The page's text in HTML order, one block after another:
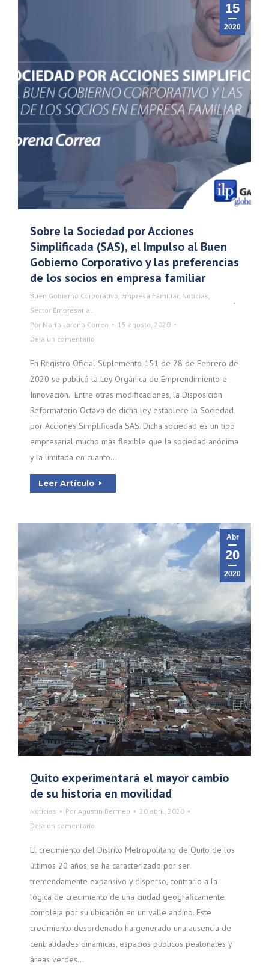
15
2020
Sobre la Sociedad por Acciones
Simplificada (SAS), el Impulso al Buen
Gobierno Corporativo y las preferencias
de los socios en empresa familiar
Buen Gobierno Corporativo, Empresa Familiar, Noticias,
Sector Empresarial
Por María Lorena Correa
15 agosto, 2020
Deja un comentario
En Registro Oficial Suplemento 151 de 28 de Febrero de
2020 se publicó la Ley Orgánica de Emprendimiento e
Innovación. Entre otras modificaciones, la Disposición
Reformatorio Octava de dicha ley establece la Sociedad
por Acciones Simplificada SAS. Dicha sociedad es un tipo
empresarial mucho más flexible que la sociedad anónima
y la limitada en cuanto…
Leer Artículo
Abr
20
2020
Quito experimentará el mayor cambio
de su historia en movilidad
Noticias Por Agustin Bermeo
20 abril, 2020
Deja un comentario
El crecimiento del Distrito Metropolitano de Quito de los
últimos 20 años, se ha caracterizado por ser
tremendamente expansivo y disperso, contrario a la
lógica de crecimiento de una ciudad geográficamente
compleja por su ubicación en un valle andino. Este
crecimiento desordenado ha generado una ausencia de
centralidades dinámicas, espacios públicos peatonales y
áreas verdes…